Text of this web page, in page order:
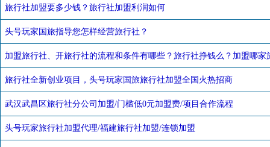
旅行社加盟要多少钱？旅行社加盟利润如何
头号玩家国旅指导您怎样经营旅行社？
加盟旅行社、开旅行社的流程和条件有哪些？旅行社挣钱么？加盟哪家
旅行社全新创业项目，头号玩家国旅旅行社加盟全国火热招商
武汉武昌区旅行社分公司加盟/门槛低0元加盟费/项目合作流程
头号玩家旅行社加盟代理/福建旅行社加盟/连锁加盟